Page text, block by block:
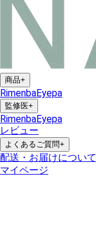
商品+
RimenbaEyepa
監修医+
RimenbaEyepa
レビュー
よくあるご質問+
配送・お届けについて
マイページ